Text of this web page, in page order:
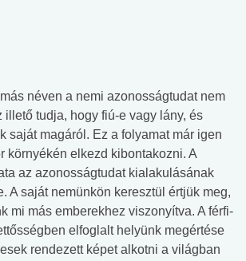
néven a nemi azonosságtudat nem
illető tudja, hogy fiú-e vagy lány, és
saját magáról. Ez a folyamat már igen
környékén elkezd kibontakozni. A
az azonosságtudat kialakulásának
A saját nemünkön keresztül értjük meg,
mi más emberekhez viszonyítva. A férfi-
elfoglalt helyünk megértése
rendezett képet alkotni a világban